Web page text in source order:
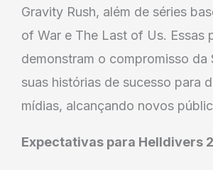
Gravity Rush, além de séries
of War e The Last of Us. Essas
demonstram o compromisso da
suas histórias de sucesso para
mídias, alcançando novos
Expectativas para Helldivers 2